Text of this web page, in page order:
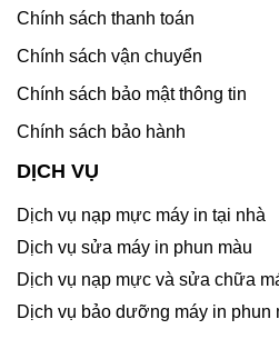
Chính sách thanh toán
Chính sách vận chuyển
Chính sách bảo mật thông tin
Chính sách bảo hành
DỊCH VỤ
Dịch vụ nạp mực máy in tại nhà
Dịch vụ sửa máy in phun màu
Dịch vụ nạp mực và sửa chữa
Dịch vụ bảo dưỡng máy in phun